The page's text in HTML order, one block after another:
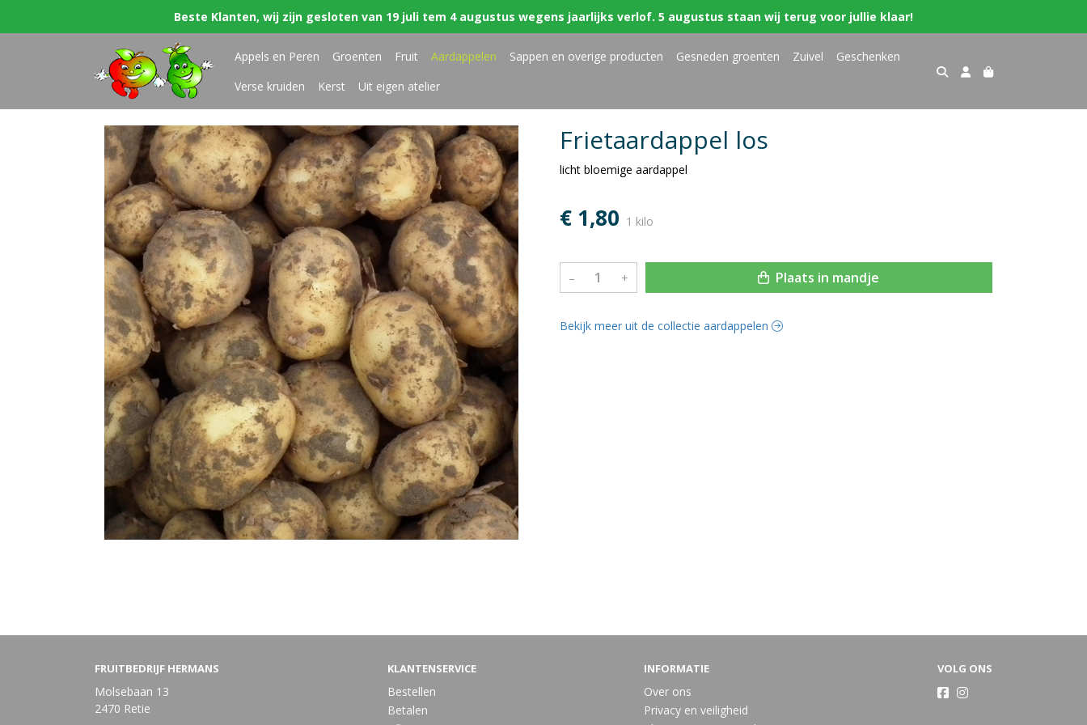
Beste Klanten, wij zijn gesloten van 19 juli tem 4 augustus wegens jaarlijks verlof. 5 augustus staan wij terug voor jullie klaar!
Appels en Peren Groenten Fruit Aardappelen Sappen en overige producten Gesneden groenten Zuivel
Geschenken
Verse kruiden
Kerst Uit eigen atelier
Frietaardappel los
licht bloemige aardappel
€ 1,80 1 kilo
– + Plaats in mandje
Bekijk meer uit de collectie aardappelen
FRUITBEDRIJF HERMANS
Molsebaan 13
2470 Retie
KLANTENSERVICE
Bestellen
Betalen
INFORMATIE
Over ons
Privacy en veiligheid
VOLG ONS